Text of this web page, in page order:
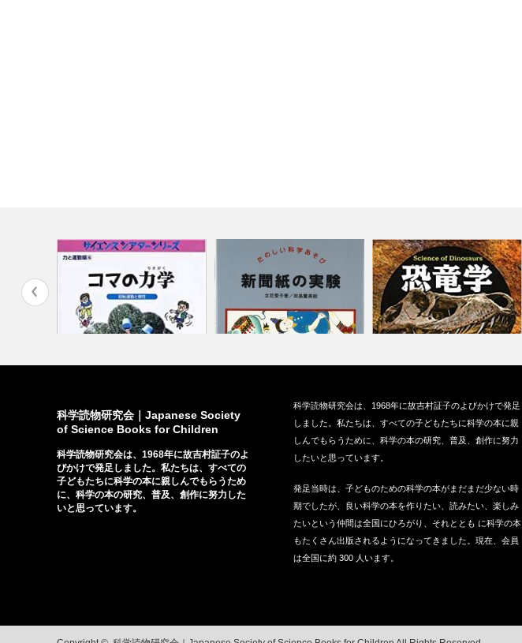
2005）
書房、199…
2020）
科学読物研究会｜Japanese Society
of Science Books for Children
科学読物研究会は、1968年に故吉村証子のよ
びかけで発足しました。私たちは、すべての
子どもたちに科学の本に親しんでもらうため
に、科学の本の研究、普及、創作に努力した
いと思っています。
科学読物研究会は、1968年に故吉村証子のよびかけで発足
しました。私たちは、すべての子どもたちに科学の本に親
しんでもらうために、科学の本の研究、普及、創作に努力
したいと思っています。
発足当時は、子どものための科学の本がまだまだ少ない時
期でしたが、良い科学の本を作りたい、読みたい、楽しみ
たいという仲間は全国にひろがり、それととも に科学の本
もたくさん出版されるようになってきました。現在、会員
は全国に約 300 人います。